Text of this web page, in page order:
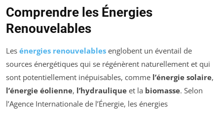
Comprendre les Énergies
Renouvelables
Les énergies renouvelables englobent un éventail de
sources énergétiques qui se régénèrent naturellement et qui
sont potentiellement inépuisables, comme l’énergie solaire,
l’énergie éolienne, l’hydraulique et la biomasse. Selon
l’Agence Internationale de l’Énergie, les énergies